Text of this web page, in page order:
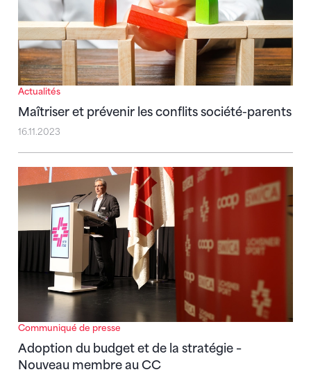
Actualités
Maîtriser et prévenir les conflits société-parents
16.11.2023
Communiqué de presse
Adoption du budget et de la stratégie –
Nouveau membre au CC
Adoption du budget et de la stratégie – Nouveau